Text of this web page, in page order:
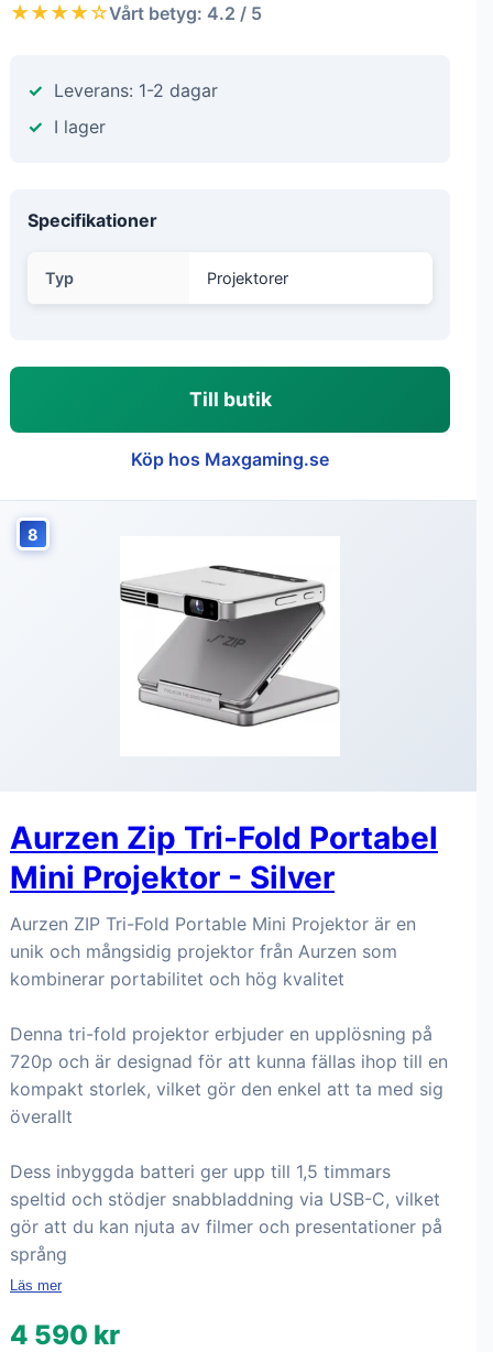
★★★★☆Vårt betyg: 4.2 / 5
Leverans: 1-2 dagar
I lager
Specifikationer
Typ Projektorer
Till butik
Köp hos Maxgaming.se
8
Aurzen Zip Tri-Fold Portabel
Mini Projektor - Silver
Aurzen ZIP Tri-Fold Portable Mini Projektor är en
unik och mångsidig projektor från Aurzen som
kombinerar portabilitet och hög kvalitet
Denna tri-fold projektor erbjuder en upplösning på
720p och är designad för att kunna fällas ihop till en
kompakt storlek, vilket gör den enkel att ta med sig
överallt
Dess inbyggda batteri ger upp till 1,5 timmars
speltid och stödjer snabbladdning via USB-C, vilket
gör att du kan njuta av filmer och presentationer på
språng
Läs mer
4 590 kr